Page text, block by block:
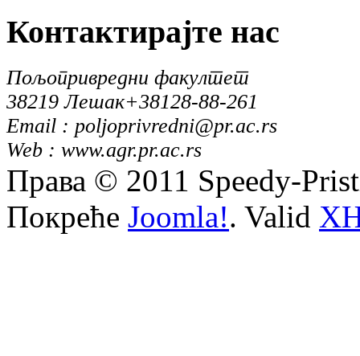
Контактирајте нас
Пољопривредни факултет
38219 Лешак+38128-88-261
Email : poljoprivredni@pr.ac.rs
Web : www.agr.pr.ac.rs
Права © 2011 Speedy-
Покреће Joomla!. Valid